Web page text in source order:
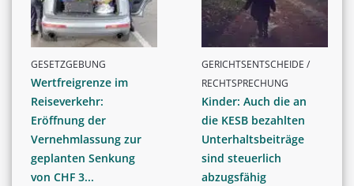
GESETZGEBUNG
Wertfreigrenze im
Reiseverkehr:
Eröffnung der
Vernehmlassung zur
geplanten Senkung
von CHF 3...
GERICHTSENTSCHEIDE /
RECHTSPRECHUNG
Kinder: Auch die an
die KESB bezahlten
Unterhaltsbeiträge
sind steuerlich
abzugsfähig